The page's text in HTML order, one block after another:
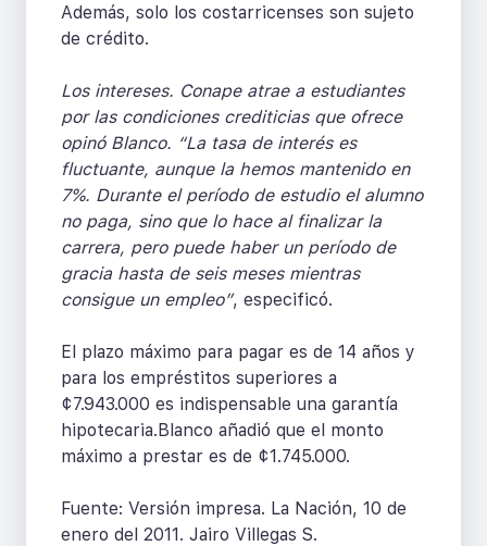
Además, solo los costarricenses son sujeto
de crédito.
Los intereses. Conape atrae a estudiantes
por las condiciones crediticias que ofrece
opinó Blanco. “La tasa de interés es
fluctuante, aunque la hemos mantenido en
7%. Durante el período de estudio el alumno
no paga, sino que lo hace al finalizar la
carrera, pero puede haber un período de
gracia hasta de seis meses mientras
consigue un empleo”, especificó.
El plazo máximo para pagar es de 14 años y
para los empréstitos superiores a
¢7.943.000 es indispensable una garantía
hipotecaria.Blanco añadió que el monto
máximo a prestar es de ¢1.745.000.
Fuente: Versión impresa. La Nación, 10 de
enero del 2011. Jairo Villegas S.